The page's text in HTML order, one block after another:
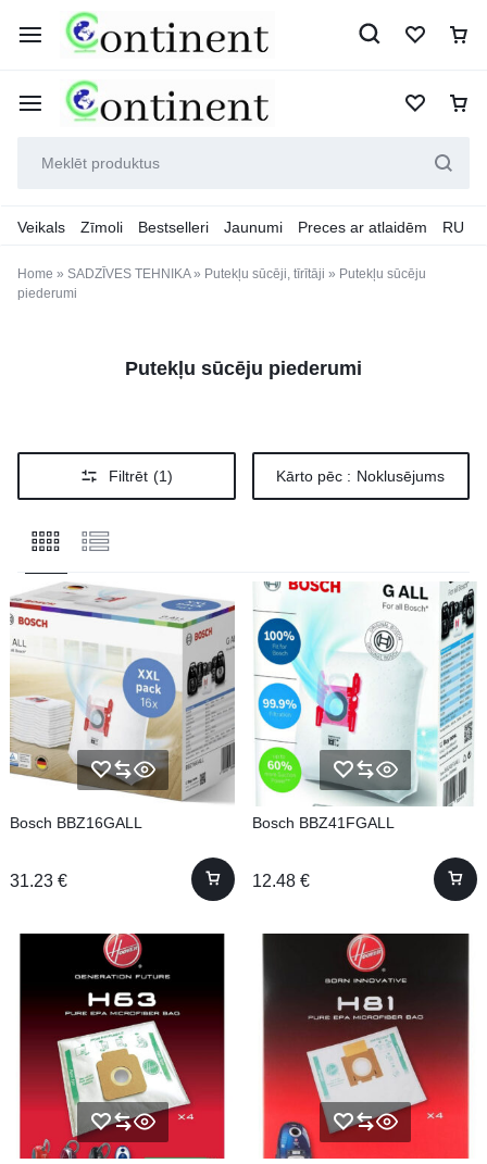
Veikals Zīmoli Bestselleri Jaunumi Preces ar atlaidēm RU
Home » SADZĪVES TEHNIKA» Putekļu sūcēji, tīrītāji » Putekļu sūcēju
piederumi
Putekļu sūcēju piederumi
Filtrēt (1) Kārto pēc : Noklusējums
Bosch BBZ16GALL
31.23 €
Bosch BBZ41FGALL
12.48 €